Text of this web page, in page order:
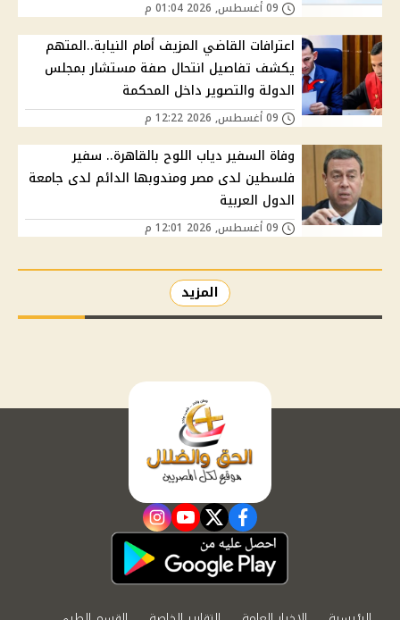
اعترافات القاضي المزيف أمام النيابة..المتهم
يكشف تفاصيل انتحال صفة مستشار بمجلس
الدولة والتصوير داخل المحكمة
وفاة السفير دياب اللوح بالقاهرة.. سفير
فلسطين لدى مصر ومندوبها الدائم لدى جامعة
الدول العربية
المزيد
facebook
twitter
youtube
instagram